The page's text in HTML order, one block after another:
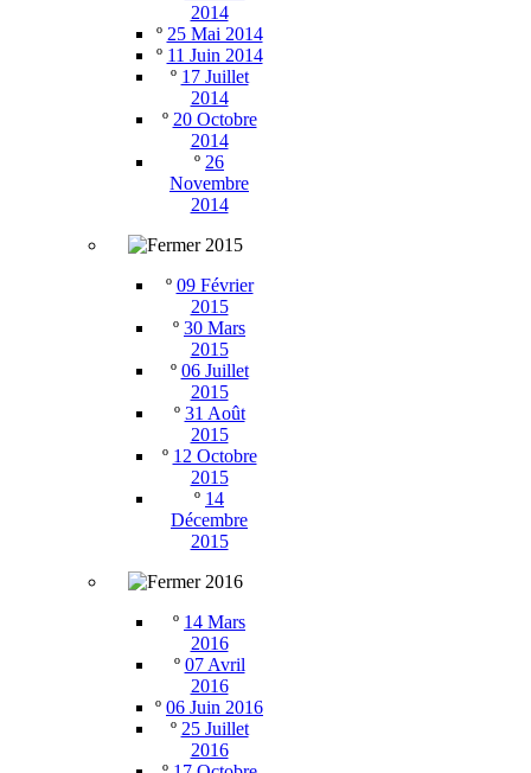
2014
º 25 Mai 2014
º 11 Juin 2014
º 17 Juillet
2014
º 20 Octobre
2014
º 26
Novembre
2014
2015
º 09 Février
2015
º 30 Mars
2015
º 06 Juillet
2015
º 31 Août
2015
º 12 Octobre
2015
º 14
Décembre
2015
2016
º 14 Mars
2016
º 07 Avril
2016
º 06 Juin 2016
º 25 Juillet
2016